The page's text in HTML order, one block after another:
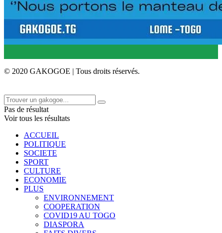
© 2020 GAKOGOE | Tous droits réservés.
Pas de résultat
Voir tous les résultats
ACCUEIL
POLITIQUE
SOCIETE
SPORT
CULTURE
ECONOMIE
PLUS
ENVIRONNEMENT
COOPERATION
COVID19 AU TOGO
DIASPORA